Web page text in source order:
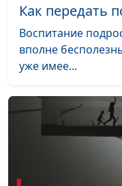
5 приемов тайм-
менеджмента для
Как передать
Воспитание
вполне
уже имее...